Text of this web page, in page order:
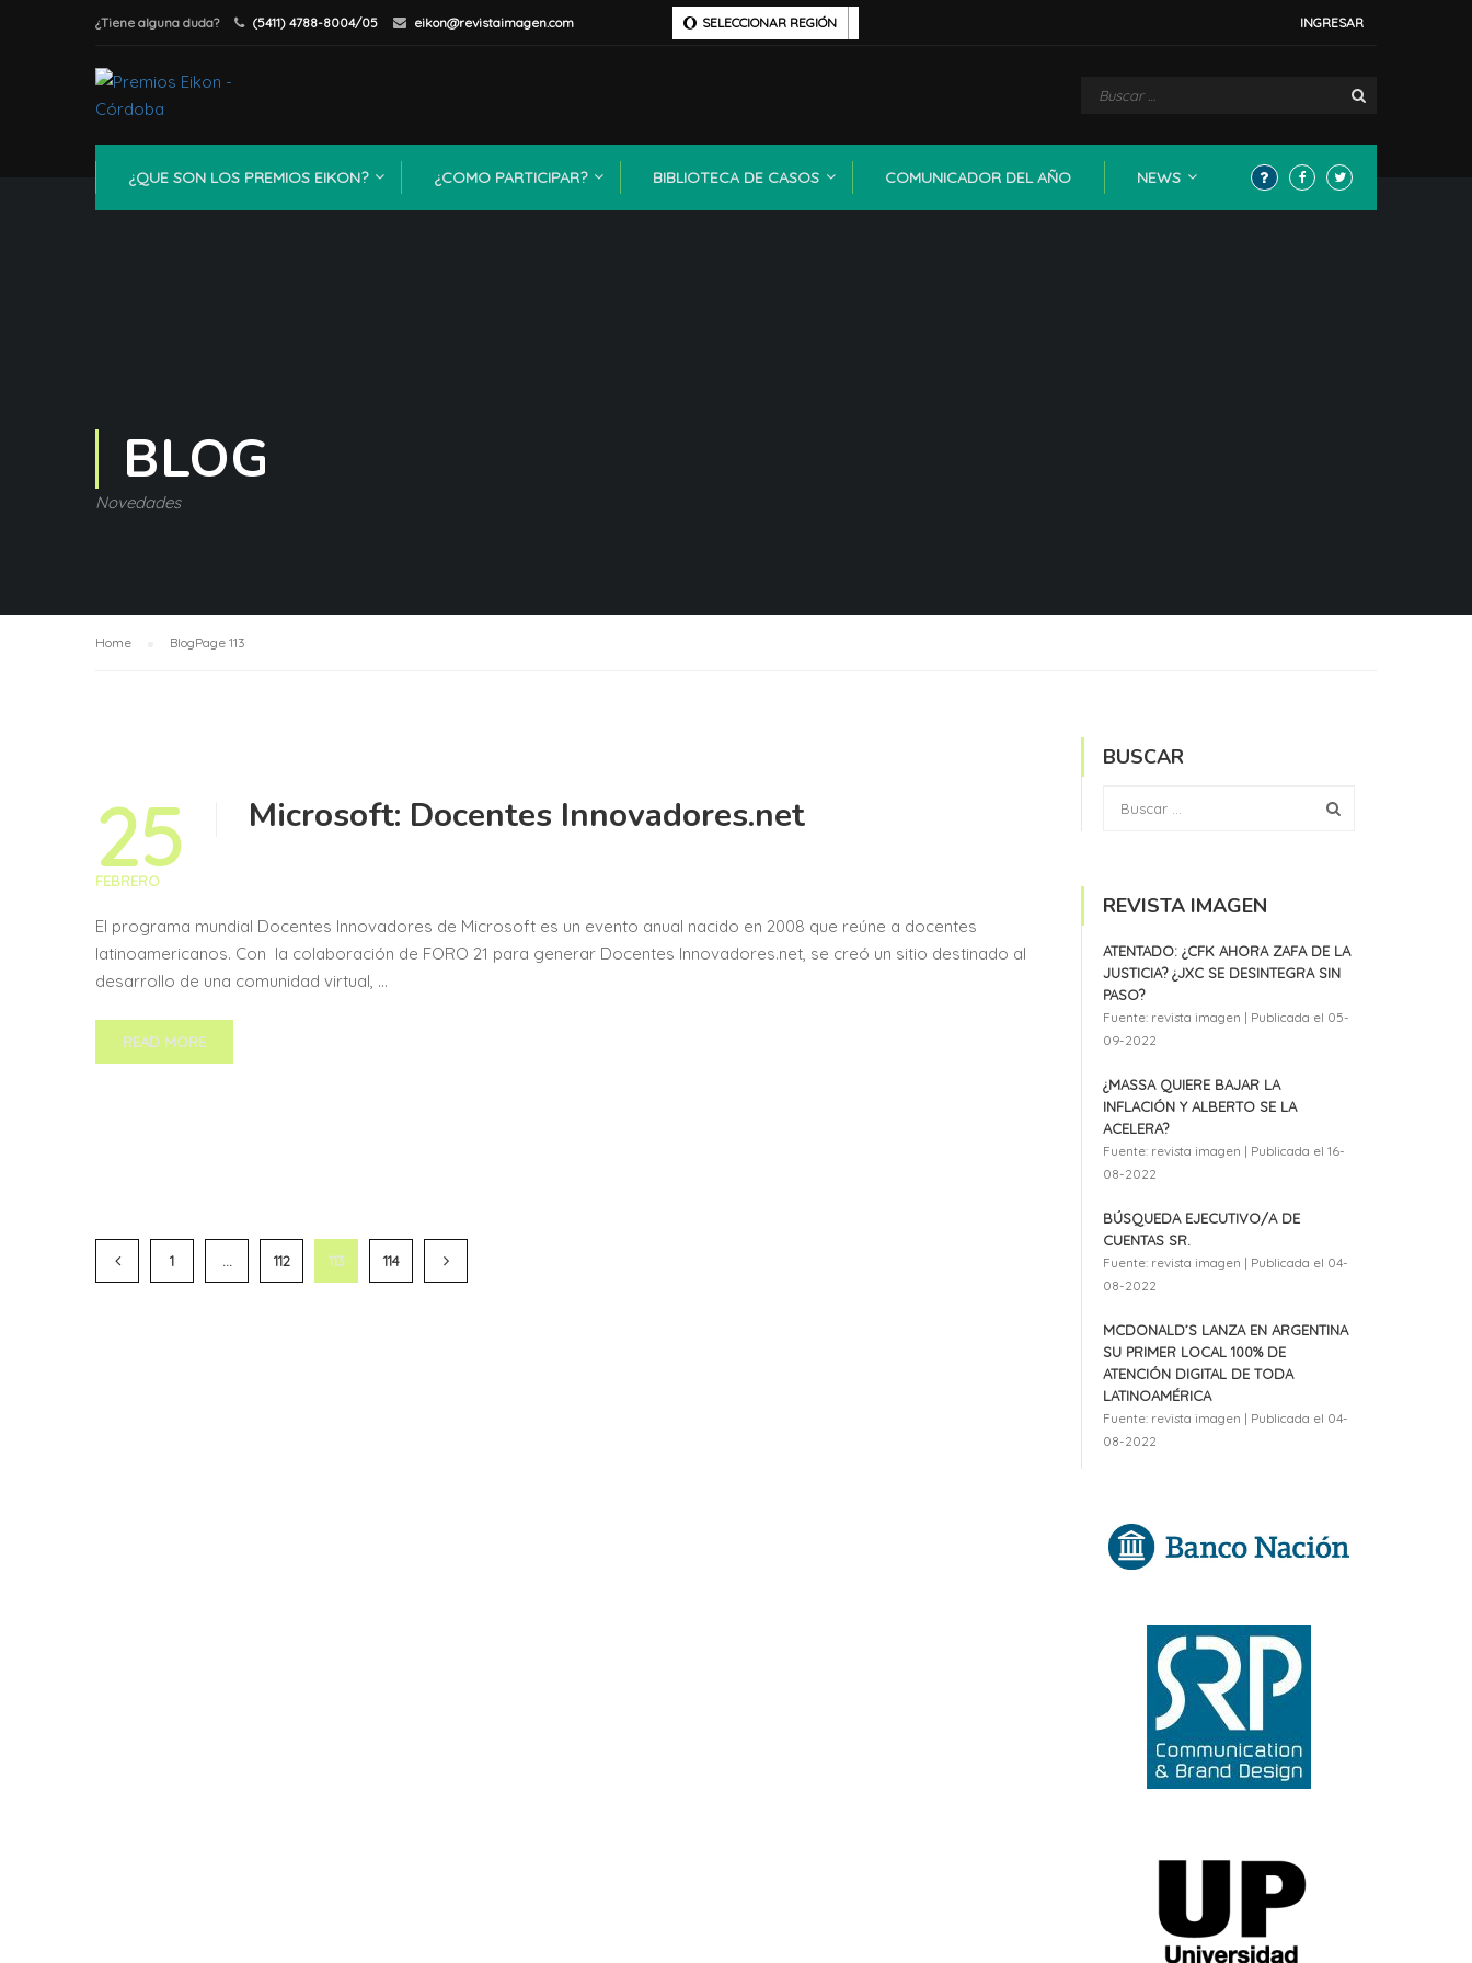
¿Tiene alguna duda? (5411) 4788-8004/05 eikon@revistaimagen.com SELECCIONAR REGIÓN INGRESAR
¿QUE SON LOS PREMIOS EIKON? ¿COMO PARTICIPAR? BIBLIOTECA DE CASOS COMUNICADOR DEL AÑO NEWS
BLOG
Novedades
Home BlogPage 113
25
FEBRERO
Microsoft: Docentes Innovadores.net
El programa mundial Docentes Innovadores de Microsoft es un evento anual nacido en 2008 que reúne a docentes
latinoamericanos. Con la colaboración de FORO 21 para generar Docentes Innovadores.net, se creó un sitio destinado al
desarrollo de una comunidad virtual, …
READ MORE
1 … 112 113 114
BUSCAR
REVISTA IMAGEN
ATENTADO: ¿CFK AHORA ZAFA DE LA
JUSTICIA? ¿JXC SE DESINTEGRA SIN
PASO?
Fuente: revista imagen
Publicada el 05-
09-2022
¿MASSA QUIERE BAJAR LA
INFLACIÓN Y ALBERTO SE LA
ACELERA?
Fuente: revista imagen
Publicada el 16-
08-2022
BÚSQUEDA EJECUTIVO/A DE
CUENTAS SR.
Fuente: revista imagen
Publicada el 04-
08-2022
MCDONALD’S LANZA EN ARGENTINA
SU PRIMER LOCAL 100% DE
ATENCIÓN DIGITAL DE TODA
LATINOAMÉRICA
Fuente: revista imagen
Publicada el 04-
08-2022